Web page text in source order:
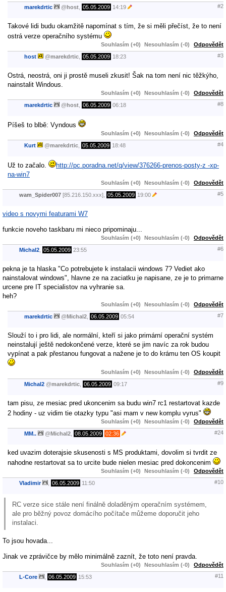
marekdrtic @host 05.05.2009 14:19 #2
Takové lidi budu okamžitě napomínat s tím, že si měli přečíst, že to není
ostrá verze operačního systému
Souhlasím (+0) Nesouhlasím (-0) Odpovědět
host @marekdrtic 05.05.2009 18:23 #3
Ostrá, neostrá, oni ji prostě museli zkusit! Šak na tom není nic těžkýho,
nainstalit Windous.
Souhlasím (+0) Nesouhlasím (-0) Odpovědět
marekdrtic @host 06.05.2009 06:18 #8
Píšeš to blbě: Vyndous
Souhlasím (+0) Nesouhlasím (-0) Odpovědět
Kurt @marekdrtic 05.05.2009 18:48 #4
Už to začalo.
http://pc.poradna.net/q/view/376266-prenos-posty-z -xp-
na-win7
Souhlasím (+0) Nesouhlasím (-0) Odpovědět
wam_Spider007 [85.216.150.xxx], 05.05.2009 19:00 #5
video s novymi featurami W7
funkcie noveho taskbaru mi nieco pripominaju...
Souhlasím (+0) Nesouhlasím (-0) Odpovědět
Michal2 05.05.2009 23:55 #6
pekna je ta hlaska "Co potrebujete k instalacii windows 7? Vediet ako
nainstalovat windows", hlavne ze na zaciatku je napisane, ze je to primarne
urcene pre IT specialistov na vyhranie sa.
heh?
Souhlasím (+0) Nesouhlasím (-0) Odpovědět
marekdrtic @Michal2 06.05.2009 05:54 #7
Slouží to i pro lidi, ale normální, kteří si jako primární operační systém
neinstalují ještě nedokončené verze, které se jim navíc za rok budou
vypínat a pak přestanou fungovat a nažene je to do krámu ten OS koupit
Souhlasím (+0) Nesouhlasím (-0) Odpovědět
Michal2 @marekdrtic 06.05.2009 09:17 #9
tam pisu, ze mesiac pred ukoncenim sa budu win7 rc1 restartovat kazde
2 hodiny - uz vidim tie otazky typu "asi mam v new komplu vyrus"
Souhlasím (+0) Nesouhlasím (-0) Odpovědět
MM.. @Michal2 08.05.2009 02:36 #24
ked uvazim doterajsie skusenosti s MS produktami, dovolim si tvrdit ze
nahodne restartovat sa to urcite bude nielen mesiac pred dokoncenim
Souhlasím (+0) Nesouhlasím (-0) Odpovědět
Vladimir 06.05.2009 11:50 #10
RC verze sice stále není finálně doladěným operačním systémem,
ale pro běžný povoz domácího počítače můžeme doporučit jeho
instalaci.
To jsou hovada...
Jinak ve zprávičce by mělo minimálně zaznít, že toto není pravda.
Souhlasím (+0) Nesouhlasím (-0) Odpovědět
L-Core 06.05.2009 15:53 #11